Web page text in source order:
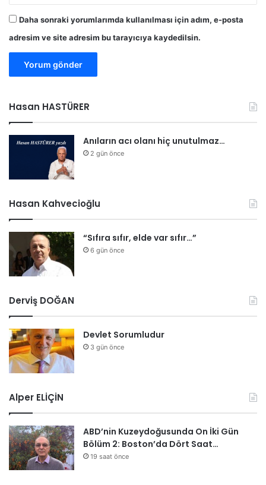
Daha sonraki yorumlarımda kullanılması için adım, e-posta
adresim ve site adresim bu tarayıcıya kaydedilsin.
Hasan HASTÜRER
Anıların acı olanı hiç unutulmaz…
2 gün önce
Hasan Kahvecioğlu
“Sıfıra sıfır, elde var sıfır…”
6 gün önce
Derviş DOĞAN
Devlet Sorumludur
3 gün önce
Alper ELİÇİN
ABD’nin Kuzeydoğusunda On İki Gün
Bölüm 2: Boston’da Dört Saat…
19 saat önce